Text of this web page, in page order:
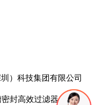
）科技集团有限公司
封高效过滤器,液槽密